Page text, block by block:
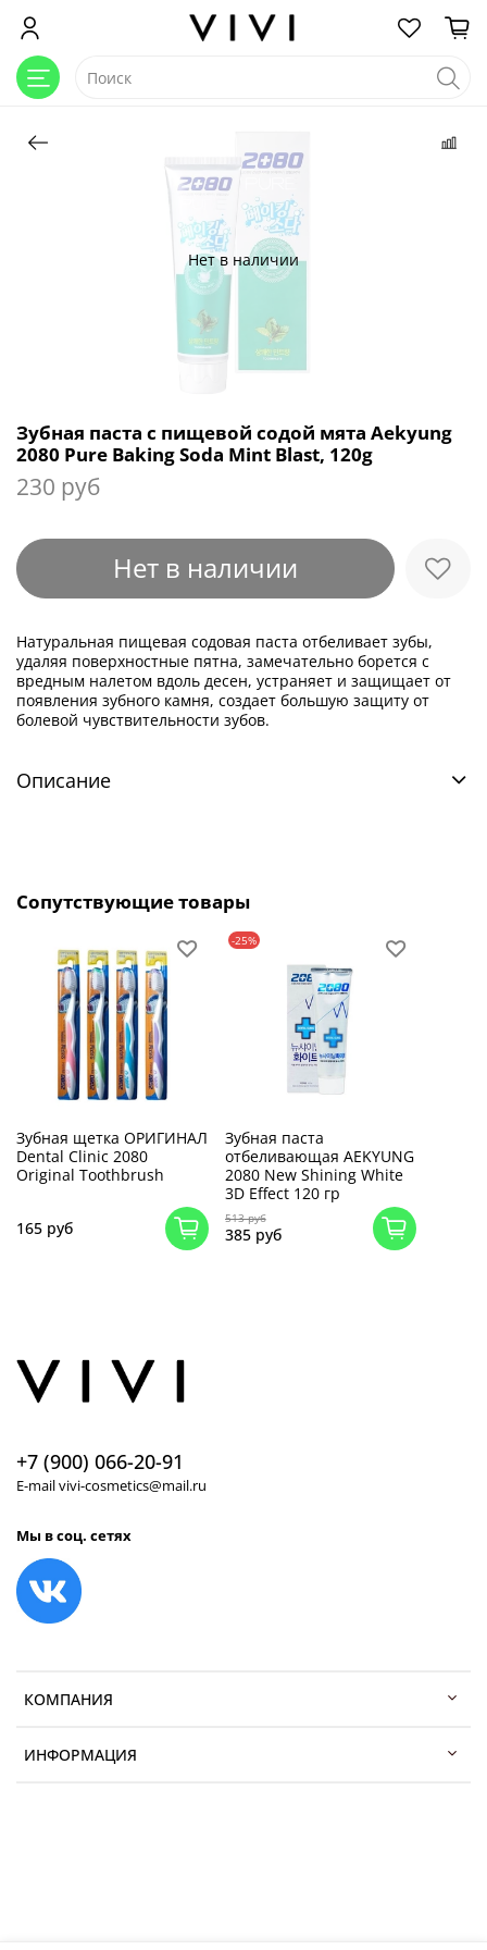
Нет в наличии
Зубная паста c пищевой содой мята Aekyung
2080 Pure Baking Soda Mint Blast, 120g
230 руб
Нет в наличии
Натуральная пищевая содовая паста отбеливает зубы,
удаляя поверхностные пятна, замечательно борется с
вредным налетом вдоль десен, устраняет и защищает от
появления зубного камня, создает большую защиту от
болевой чувствительности зубов.
Описание
Сопутствующие товары
Зубная щетка ОРИГИНАЛ
Dental Clinic 2080
Original Toothbrush
165 руб
-25%
Зубная паста
отбеливающая AEKYUNG
2080 New Shining White
3D Effect 120 гр
513 руб
385 руб
КОМПАНИЯ
ИНФОРМАЦИЯ
+7 (900) 066-20-91
E-mail vivi-cosmetics@mail.ru
Мы в соц. сетях